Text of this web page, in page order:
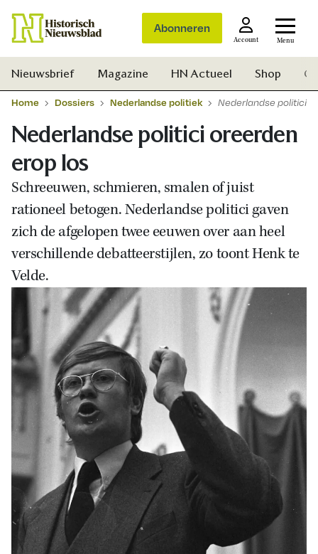
Abonneren
Account Menu
Zoek
Nieuwsbrief Magazine HN Actueel Shop
Home Dossiers Nederlandse politiek Nederlandse politici
Nederlandse politici oreerden
erop los
Schreeuwen, schmieren, smalen of juist
rationeel betogen. Nederlandse politici gaven
zich de afgelopen twee eeuwen over aan heel
verschillende debatteerstijlen, zo toont Henk te
Velde.